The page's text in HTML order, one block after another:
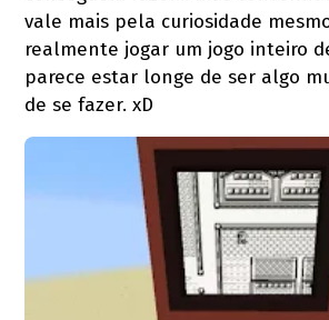
vale mais pela curiosidade
realmente jogar um jogo inteiro
parece estar longe de ser algo
de se fazer. xD